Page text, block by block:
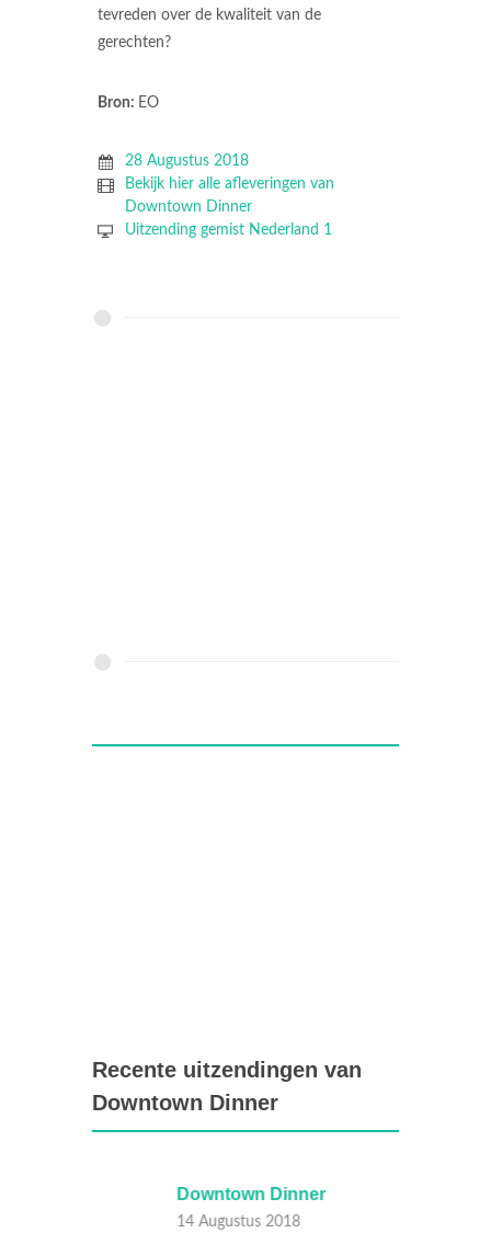
tevreden over de kwaliteit van de
gerechten?
Bron: EO
28 Augustus 2018
Bekijk hier alle afleveringen van
Downtown Dinner
Uitzending gemist Nederland 1
Recente uitzendingen van
Downtown Dinner
Downtown Dinner
14 Augustus 2018